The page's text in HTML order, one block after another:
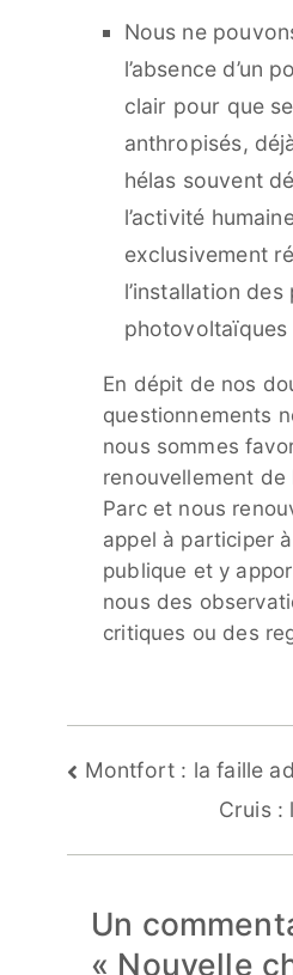
Nous ne
l’absence d’un
clair pour que
anthropisés,
hélas souvent
l’activité
exclusivement
l’installation des
photovoltaïques
En dépit de nos
questionnements
nous sommes
renouvellement
Parc et nous
appel à participer à
publique et y
nous des
critiques ou des
Navigation
l’article
Montfort : la faille
Cruis :
Un
« Nouvelle